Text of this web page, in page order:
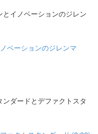
イノベーションのジレン
ベーションのジレンマ
ダードとデファクトスタ